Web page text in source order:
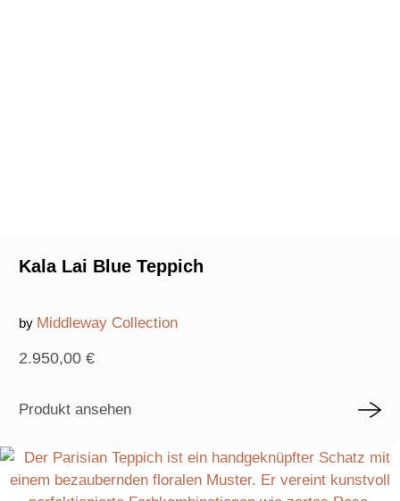
Kala Lai Blue Teppich
by Middleway Collection
2.950,00 €
Produkt ansehen